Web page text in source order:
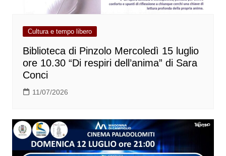
Cultura e tempo libero
Biblioteca di Pinzolo Mercoledì 15 luglio
ore 10.30 “Di respiri dell’anima” di Sara
Conci
11/07/2026